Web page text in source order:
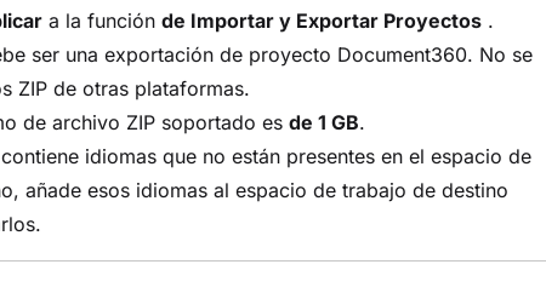
a la función de Importar y Exportar Proyectos .
ser una exportación de proyecto Document360. No se
ZIP de otras plataformas.
de archivo ZIP soportado es de 1 GB.
idiomas que no están presentes en el espacio de
añade esos idiomas al espacio de trabajo de destino